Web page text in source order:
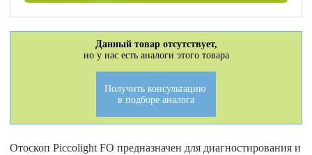
Данный товар отсутствует,
но у нас есть аналоги этого товара
Получить консультацию
в подборе аналога
Отоскоп Piccolight FO предназначен для диагностирования и